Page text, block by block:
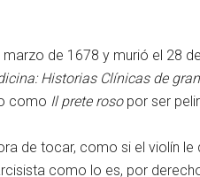
marzo de 1678 y murió el 28
Historias Clínicas de
como Il prete rosopor ser
de tocar, como si el violín
como lo es, por